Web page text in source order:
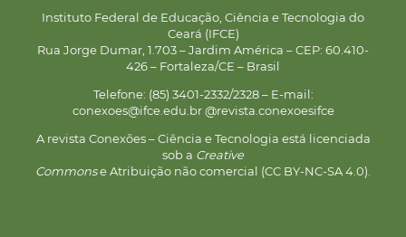
Instituto Federal de Educação, Ciência e Tecnologia do
Ceará (IFCE)
Rua Jorge Dumar, 1.703 – Jardim América – CEP: 60.410-
426 – Fortaleza/CE – Brasil
Telefone: (85) 3401-2332/2328 – E-mail:
conexoes@ifce.edu.br @revista.conexoesifce
A revista Conexões – Ciência e Tecnologia está licenciada
sob a Creative
Commonse Atribuição não comercial (CC BY-NC-SA 4.0).